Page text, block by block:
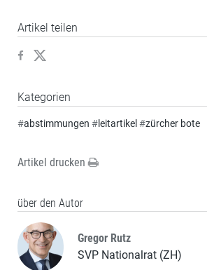
Artikel teilen
Kategorien
#abstimmungen #leitartikel #zürcher bote
Artikel drucken
über den Autor
Gregor Rutz
SVP Nationalrat (ZH)